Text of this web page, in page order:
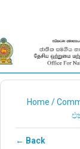
Home /
← Back